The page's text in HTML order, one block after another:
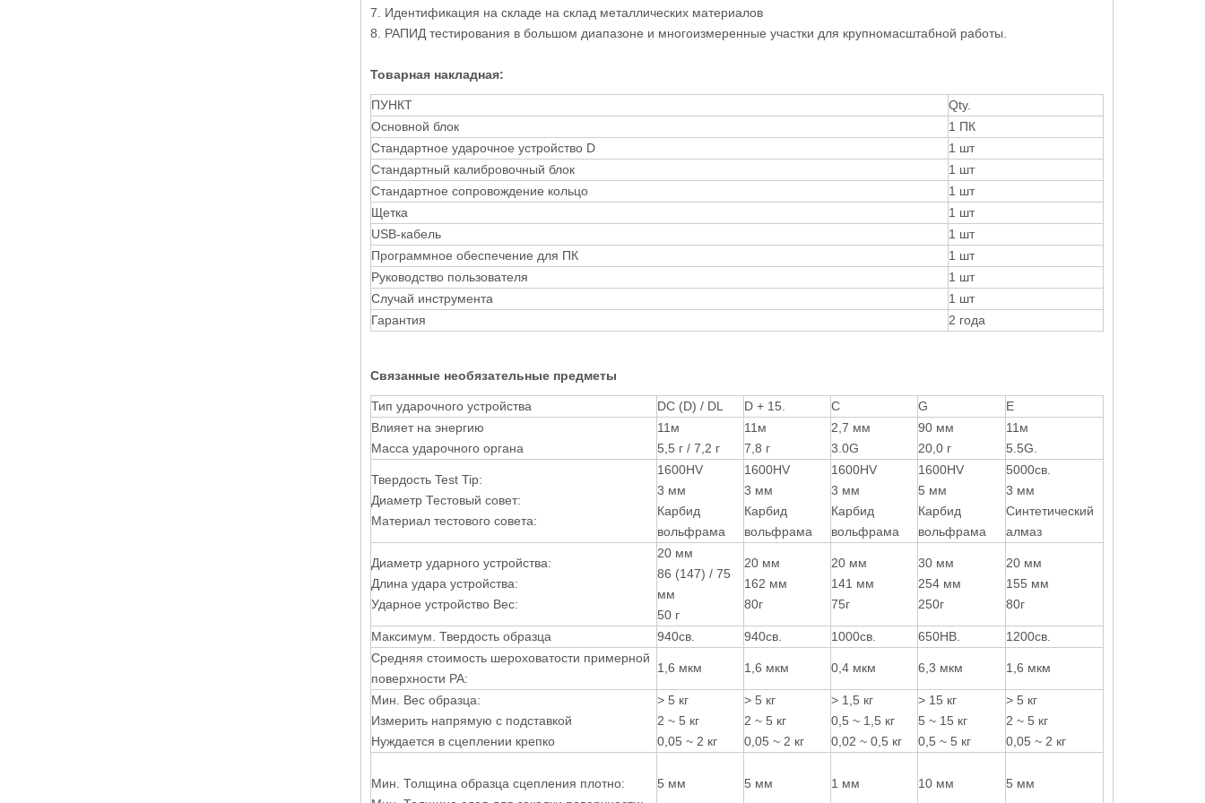
7. Идентификация на складе на склад металлических материалов
8. РАПИД тестирования в большом диапазоне и многоизмеренные участки для крупномасштабной работы.
Товарная накладная:
ПУНКТ
Qty.
Основной блок
1 ПК
Стандартное ударочное устройство D
1 шт
Стандартный калибровочный блок
1 шт
Стандартное сопровождение кольцо
1 шт
Щетка
1 шт
USB-кабель
1 шт
Программное обеспечение для ПК
1 шт
Руководство пользователя
1 шт
Случай инструмента
1 шт
Гарантия
2 года
Связанные необязательные предметы
Тип ударочного устройства DC (D) / DL D + 15. C G
E
Влияет на энергию
Масса ударочного органа
11м
5,5 г / 7,2 г
11м
7,8 г
2,7 мм
3.0G
90 мм
20,0 г
11м
5.5G.
Твердость Test Tip:
Диаметр Тестовый совет:
Материал тестового совета:
1600HV
3 мм
Карбид
вольфрама
1600HV
3 мм
Карбид
вольфрама
1600HV
3 мм
Карбид
вольфрама
1600HV
5 мм
Карбид
вольфрама
5000св.
3 мм
Синтетический
алмаз
Диаметр ударного устройства:
Длина удара устройства:
Ударное устройство Вес:
20 мм
86 (147) / 75
мм
50 г
20 мм
162 мм
80г
20 мм
141 мм
75г
30 мм
254 мм
250г
20 мм
155 мм
80г
Максимум. Твердость образца 940св. 940св. 1000св. 650HB.
1200св.
Средняя стоимость шероховатости примерной
поверхности РА:
1,6 мкм 1,6 мкм 0,4 мкм 6,3 мкм 1,6 мкм
Мин. Вес образца:
Измерить напрямую с подставкой
Нуждается в сцеплении крепко
> 5 кг
2 ~ 5 кг
0,05 ~ 2 кг
> 5 кг
2 ~ 5 кг
0,05 ~ 2 кг
> 1,5 кг
0,5 ~ 1,5 кг
0,02 ~ 0,5 кг
> 15 кг
5 ~ 15 кг
0,5 ~ 5 кг
> 5 кг
2 ~ 5 кг
0,05 ~ 2 кг
Мин. Толщина образца сцепления плотно:
5 мм 5 мм 1 мм 10 мм 5 мм